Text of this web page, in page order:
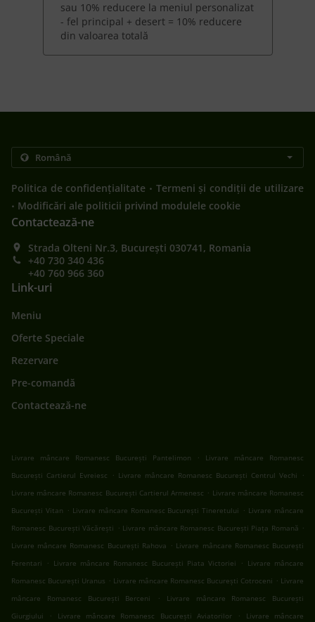
sau 10% reducere la meniul personalizat
- fel principal + desert = 10% reducere
din valoarea totală
Politica de confidențialitate . Termeni și condiții de utilizare
. Modificări ale politicii privind modulele cookie
Contactează-ne
Strada Olteni Nr.3, București 030741, Romania
+40 730 340 436
+40 760 966 360
Link-uri
Meniu
Oferte Speciale
Rezervare
Pre-comandă
Contactează-ne
Livrare mâncare Romanesc București Pantelimon .
Livrare mâncare Romanesc
București Cartierul Evreiesc
. Livrare mâncare Romanesc București Centrul Vechi
.
Livrare mâncare Romanesc București Cartierul Armenesc . Livrare mâncare Romanesc
București Vitan . Livrare mâncare Romanesc București Tineretului . Livrare mâncare
Romanesc București Văcărești . Livrare mâncare Romanesc București Piața Romană .
Livrare mâncare Romanesc București Rahova . Livrare mâncare Romanesc București
Ferentari
. Livrare mâncare Romanesc București Piata Victoriei . Livrare mâncare
Romanesc București Uranus . Livrare mâncare Romanesc București Cotroceni . Livrare
mâncare Romanesc București Berceni
.
Livrare mâncare Romanesc București
Giurgiului
. Livrare mâncare Romanesc București Aviatorilor .
Livrare mâncare